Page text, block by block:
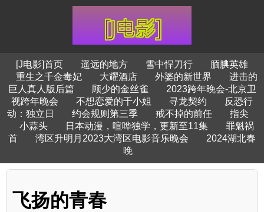
[J电影]首页 遥远的地方 雪中悍刀行
腼腆英雄
重生之千金毒妃
大耀酒店 外婆的新世界
进击的
巨人真人版后篇
顾少的金丝雀
2023跨年晚会-北京卫
视跨年晚会
不想恋爱的千小姐 寻龙契约
反恐行
动：独立日
约会规则第三季 戒不掉的前任
指尖
小蒜头
日本动漫，喧哗独学，更新至11集
罪魁祸
首
湾区升明月2023大湾区电影音乐晚会
2024湖北春
晚
飞扬的青春